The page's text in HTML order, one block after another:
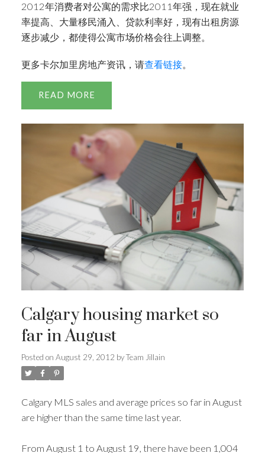
2012年消费者对公寓的需求比2011年强，现在就业
率提高、大量移民涌入、贷款利率好，现有出租房源
逐步减少，都使得公寓市场价格会往上调整。
更多卡尔加里房地产资讯，请查看链接。
READ
Calgary housing market so
far in August
Posted on August 29, 2012 byTeam Jillain
Calgary MLS sales and average prices so far in August
are higher than the same time last year.
From August 1 to August 19, there have been 1,004